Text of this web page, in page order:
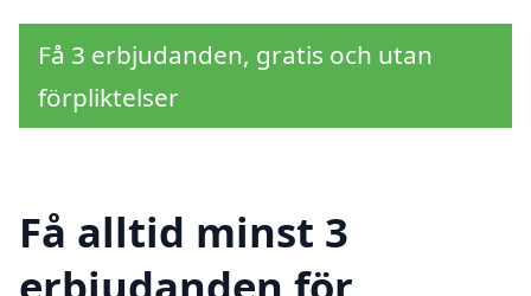
Få 3 erbjudanden, gratis och utan
förpliktelser
Få alltid minst 3